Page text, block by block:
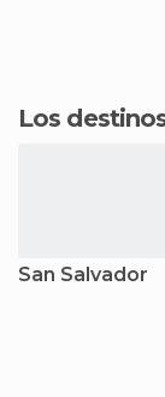
Los
San Salvador